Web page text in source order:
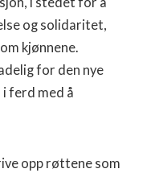
og solidaritet,
kjønnene.
for den nye
ferd med å
opp røttene som